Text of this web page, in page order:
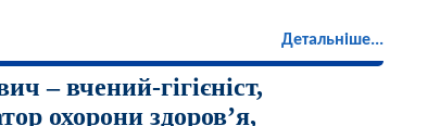
Детальніше...
– вчений-гігієніст,
охорони здоров’я,